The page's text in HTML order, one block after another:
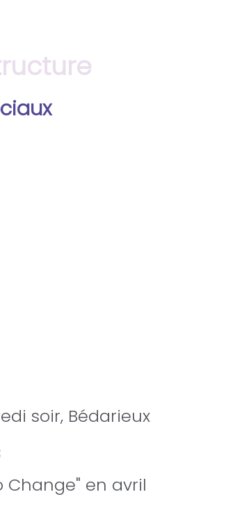
soir, Bédarieux
Change" en avril